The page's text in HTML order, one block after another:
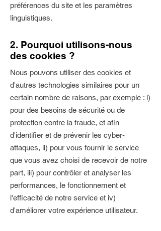
préférences du site et les paramètres
linguistiques.
2. Pourquoi utilisons-nous
des cookies ?
Nous pouvons utiliser des cookies et
d'autres technologies similaires pour un
certain nombre de raisons, par exemple : i)
pour des besoins de sécurité ou de
protection contre la fraude, et afin
d'identifier et de prévenir les cyber-
attaques, ii) pour vous fournir le service
que vous avez choisi de recevoir de notre
part, iii) pour contrôler et analyser les
performances, le fonctionnement et
l'efficacité de notre service et iv)
d'améliorer votre expérience utilisateur.